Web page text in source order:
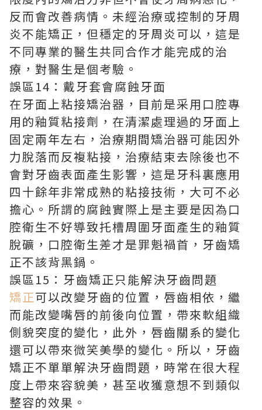
反而會改善病情。未經治療或控制的牙周
炎不能矯正，但穩定的牙周炎可以，這是
不同專業的醫生共同合作才能完成的治
療，對醫生是個考驗。
誤區14：戴牙套會腐蝕牙面
在牙面上粘接矯治器，目前是采用口腔專
用的釉質粘接劑，在清潔處理過的牙面上
固定兩年左右，治療期間矯治器可能因外
力脫落而反複粘接，治療結束去除後也不
會對牙齒表面產生影響，這是牙科裏應用
四十餘年非常成熟的粘接技術，大可不必
擔心。所謂的腐蝕實際上是主要是因為口
腔衛生不好導致托槽周圍牙面產生的釉質
脫礦，口腔衛生差才是罪魁禍首，牙齒矯
正不該背黑鍋。
誤區15：牙齒矯正只能解決牙齒問題
矯正可以改變牙齒的位置，唇齒相依，繼
而能改變嘴唇的前後向位置，帶來軟組織
側貌突度的變化，此外，唇齒關系的變化
還可以帶來微笑美學的變化。所以，牙齒
矯正不單單解決牙齒問題，時常在很大程
度上帶來容貌美，甚至收獲意想不到類似
整容的效果。